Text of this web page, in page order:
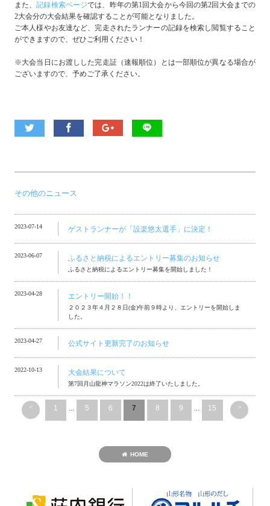
また、記録検索ページでは、昨年の第1回大会から今回の第2回大会までの
2大会分の大会結果を確認することが可能となりました。
ご本人様やお友達など、完走されたランナーの記録を検索し閲覧すること
ができますので、ぜひご利用ください！
※大会当日にお渡しした完走証（速報順位）とは一部順位が異なる場合が
ございますので、予めご了承ください。
その他のニュース
2023-07-14 ゲストランナーが「設楽悠太選手」に決定！
2023-06-07 ふるさと納税によるエントリー募集のお知らせ
ふるさと納税によるエントリー募集を開始しました！
2023-04-28 エントリー開始！！
２０２３年４月２８日(金)午前９時より、エントリーを開始しま
した。
2023-04-27 公式サイト更新完了のお知らせ
2022-10-13 大会結果について
第7回月山龍神マラソン2022は終了いたしました。
< 1 ... 5 6 7 8 9 ... 15 >
HOME